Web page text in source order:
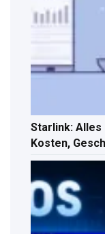
Starlink:
Kosten,